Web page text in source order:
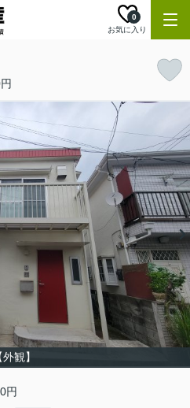
お気に入り
0
外観】
円